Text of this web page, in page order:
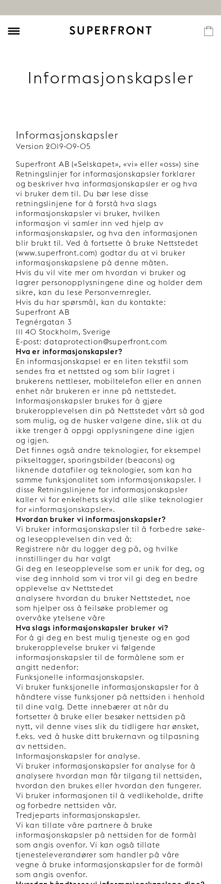
Informasjonskapsler
Informasjonskapsler
Version 2019-09-05
Superfront AB («Selskapet», «vi» eller «oss») sine
Retningslinjer for informasjonskapsler forklarer
og beskriver hva informasjonskapsler er og hva
vi bruker dem til. Du bør lese disse
retningslinjene for å forstå hva slags
informasjonskapsler vi bruker, hvilken
informasjon vi samler inn ved hjelp av
informasjonskapsler, og hva den informasjonen
blir brukt til. Ved å fortsette å bruke Nettstedet
(www.superfront.com) godtar du at vi bruker
informasjonskapslene på denne måten.
Hvis du vil vite mer om hvordan vi bruker og
lagrer personopplysningene dine og holder dem
sikre, kan du lese Personvernregler.
Hvis du har spørsmål, kan du kontakte:
Superfront AB
Tegnérgatan 3
111 40 Stockholm, Sverige
E-post: dataprotection@superfront.com
Hva er informasjonskapsler?
En informasjonskapsel er en liten tekstfil som
sendes fra et nettsted og som blir lagret i
brukerens nettleser, mobiltelefon eller en annen
enhet når brukeren er inne på nettstedet.
Informasjonskapsler brukes for å gjøre
brukeropplevelsen din på Nettstedet vårt så god
som mulig, og de husker valgene dine, slik at du
ikke trenger å oppgi opplysningene dine igjen
og igjen.
Det finnes også andre teknologier, for eksempel
pikseltagger, sporingsbilder (beacons) og
liknende datafiler og teknologier, som kan ha
samme funksjonalitet som informasjonskapsler. I
disse Retningslinjene for informasjonskapsler
kaller vi for enkelhets skyld alle slike teknologier
for «informasjonskapsler».
Hvordan bruker vi informasjonskapsler?
Vi bruker informasjonskapsler til å forbedre søke-
og leseopplevelsen din ved å:
Registrere når du logger deg på, og hvilke
innstillinger du har valgt
Gi deg en leseopplevelse som er unik for deg, og
vise deg innhold som vi tror vil gi deg en bedre
opplevelse av Nettstedet
analysere hvordan du bruker Nettstedet, noe
som hjelper oss å feilsøke problemer og
overvåke ytelsene våre
Hva slags informasjonskapsler bruker vi?
For å gi deg en best mulig tjeneste og en god
brukeropplevelse bruker vi følgende
informasjonskapsler til de formålene som er
angitt nedenfor:
Funksjonelle informasjonskapsler.
Vi bruker funksjonelle informasjonskapsler for å
håndtere visse funksjoner på nettsiden i henhold
til dine valg. Dette innebærer at når du
fortsetter å bruke eller besøker nettsiden på
nytt, vil denne vises slik du tidligere har ønsket,
f.eks. ved å huske ditt brukernavn og tilpasning
av nettsiden.
Informasjonskapsler for analyse.
Vi bruker informasjonskapsler for analyse for å
analysere hvordan man får tilgang til nettsiden,
hvordan den brukes eller hvordan den fungerer.
Vi bruker informasjonen til å vedlikeholde, drifte
og forbedre nettsiden vår.
Tredjeparts informasjonskapsler.
Vi kan tillate våre partnere å bruke
informasjonskapsler på nettsiden for de formål
som angis ovenfor. Vi kan også tillate
tjenesteleverandører som handler på våre
vegne å bruke informasjonskapsler for de formål
som angis ovenfor.